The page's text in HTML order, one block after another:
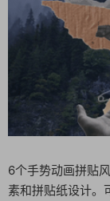
6个手势动画拼贴
素和拼贴纸设计。